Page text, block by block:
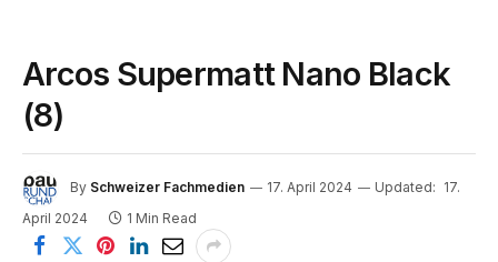
Arcos Supermatt Nano Black
(8)
By Schweizer Fachmedien 17. April 2024 Updated: 17.
April 2024
1 Min Read